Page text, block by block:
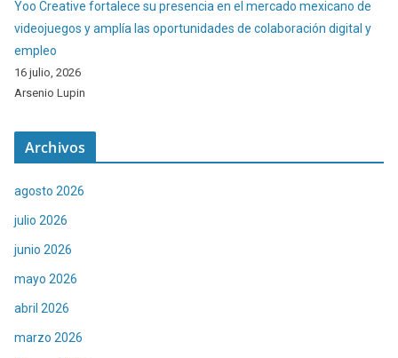
Yoo Creative fortalece su presencia en el mercado mexicano de
videojuegos y amplía las oportunidades de colaboración digital y
empleo
16 julio, 2026
Arsenio Lupin
Archivos
agosto 2026
julio 2026
junio 2026
mayo 2026
abril 2026
marzo 2026